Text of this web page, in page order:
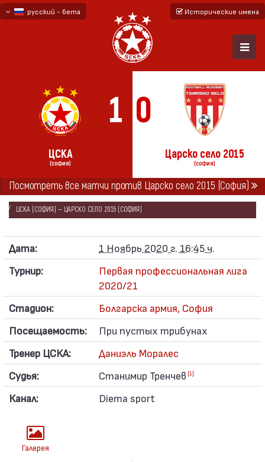
русский - бета
Исторические имена
1 0
ЦСКА
(СОФИЯ)
Царско село 2015
(СОФИЯ)
Посмотреть все матчи против Царско село 2015 (София)
ГЛАВНАЯ СЕЗОНЫ
2020/21
ПЕРВАЯ ПРОФЕССИОНАЛЬНАЯ ЛИГА 2020/21
ЦСКА (СОФИЯ) — ЦАРСКО СЕЛО 2015 (СОФИЯ)
Дата:
1 Ноябрь 2020 г. 16:45 ч.
Турнир:
Первая профессиональная лига
2020/21
Стадион:
Болгарска армия, София
Посещаемость:
При пустых трибунах
Тренер ЦСКА:
Даниэль Моралес
Судья:
Станимир Тренчев [1]
Канал: Diema sport
Галерея